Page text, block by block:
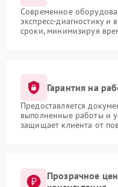
Современное
экспресс-диагностику и
сроки, минимизируя
Гарантия на
Предоставляется
выполненные работы и
защищает клиента от
Прозрачное